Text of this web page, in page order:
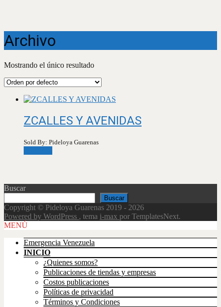
Archivo
Mostrando el único resultado
ZCALLES Y AVENIDAS
Sold By: Pideloya Guarenas
Buscar
Buscar
Copyright © Pideloya Guarenas 2019 - 2026
Powered by WordPress , tema i-max por TemplatesNext.
Scroll
MENÚ
Emergencia Venezuela
INICIO
¿Quienes somos?
Publicaciones de tiendas y empresas
Costos publicaciones
Políticas de privacidad
Términos y Condiciones